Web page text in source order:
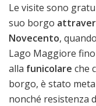
Le visite sono
suo borgo
Novecento,
Lago Maggiore
alla funicolare che
borgo, è stato
nonché resistenza